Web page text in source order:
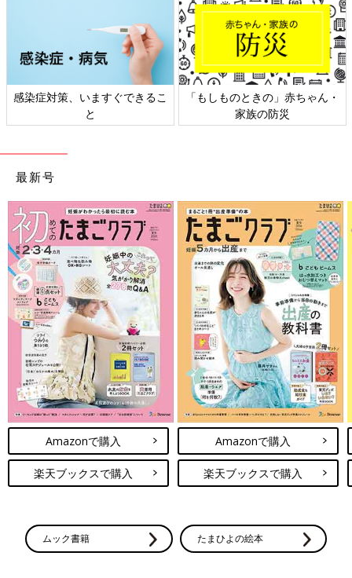
日本外来小児科学会リーフレッ
ト検討会
六星占術 細木かおりさんの人生
相談
最新号
Amazonで購入
楽天ブックスで購入
Amazonで購入
楽天ブックスで購入
ムック書籍 たまひよの絵本